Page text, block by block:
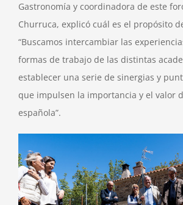
Gastronomía y coordinadora de este
Churruca, explicó cuál es el propósito
“Buscamos intercambiar las
formas de trabajo de las distintas
establecer una serie de sinergias y
que impulsen la importancia y el valor
española”.